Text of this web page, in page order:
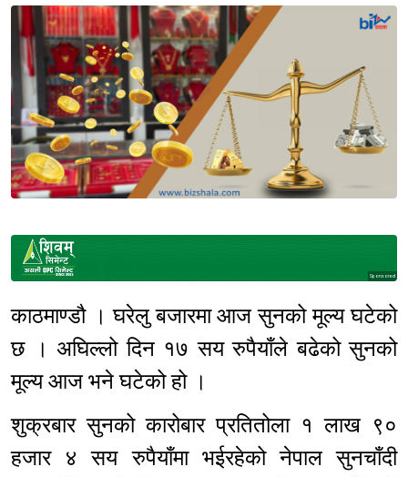
Sponsored
काठमाण्डौ । घरेलु बजारमा आज सुनको मूल्य घटेको
छ । अघिल्लो दिन १७ सय रुपैयाँले बढेको सुनको
मूल्य आज भने घटेको हो ।
शुक्रबार सुनको कारोबार प्रतितोला १ लाख ९०
हजार ४ सय रुपैयाँमा भईरहेको नेपाल सुनचाँदी